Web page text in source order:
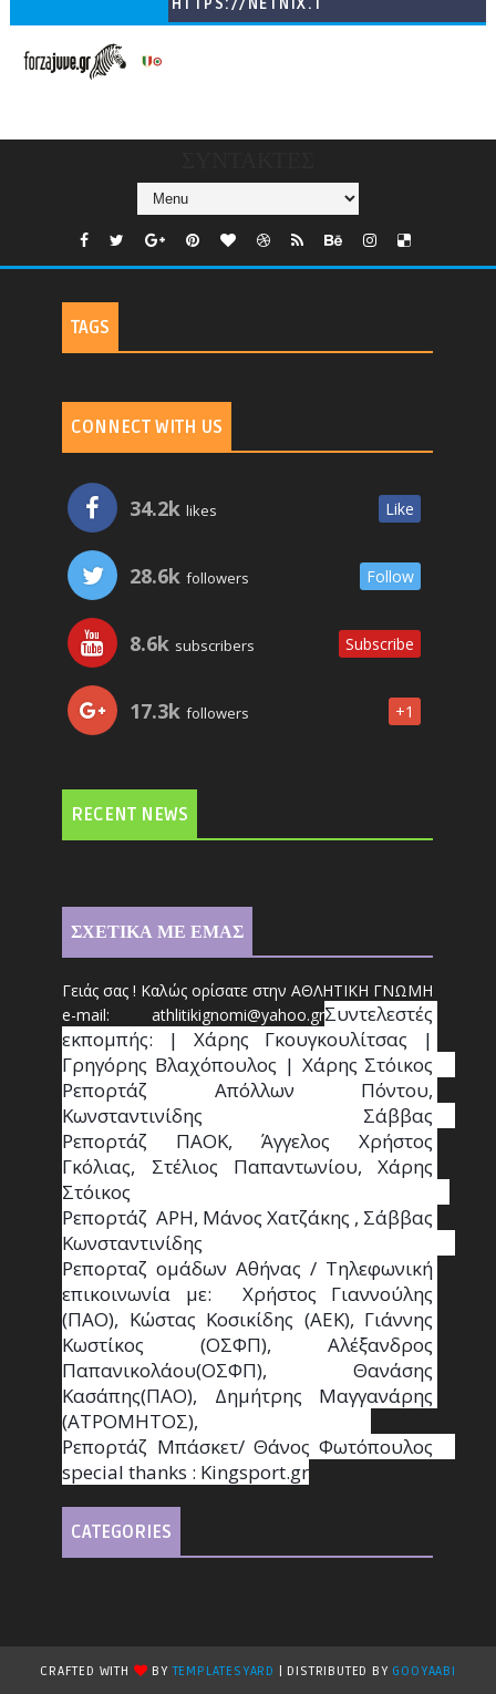
HTTPS://NETNIX.T
TAGS
CONNECT WITH US
34.2k likes Like
28.6k followers Follow
8.6k subscribers Subscribe
17.3k followers +1
RECENT NEWS
ΣΧΕΤΙΚΑ ΜΕ ΕΜΑΣ
Γειάς σας ! Καλώς ορίσατε στην ΑΘΛΗΤΙΚΗ ΓΝΩΜΗ
e-mail: athlitikignomi@yahoo.grΣυντελεστές
εκπομπής: | Χάρης Γκουγκουλίτσας |
Γρηγόρης Βλαχόπουλος | Χάρης Στόικος
Ρεπορτάζ Απόλλων Πόντου,
Κωνσταντινίδης   Σάββας
Ρεπορτάζ ΠΑΟΚ, Άγγελος Χρήστος
Γκόλιας, Στέλιος Παπαντωνίου, Χάρης
Στόικος
Ρεπορτάζ  ΑΡΗ, Μάνος Χατζάκης , Σάββας
Κωνσταντινίδης
Ρεπορταζ ομάδων Αθήνας / Τηλεφωνική
επικοινωνία με:  Χρήστος Γιαννούλης
(ΠΑΟ), Κώστας Κοσικίδης (ΑΕΚ), Γιάννης
Κωστίκος (ΟΣΦΠ), Αλέξανδρος
Παπανικολάου(ΟΣΦΠ), Θανάσης
Κασάπης(ΠΑΟ), Δημήτρης Μαγγανάρης
(ΑΤΡΟΜΗΤΟΣ),
Ρεπορτάζ Μπάσκετ/ Θάνος Φωτόπουλος
special thanks : Κingsport.gr
CATEGORIES
CRAFTED WITH BYTEMPLATESYARD | DISTRIBUTED BY GOOYAABI